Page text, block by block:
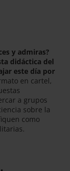
y admiras?
didáctica del
este día por
en cartel,
a grupos
sobre la
como